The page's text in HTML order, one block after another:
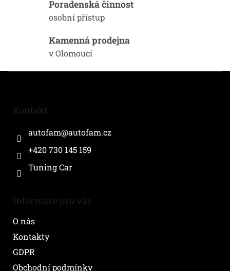
p
u
Poradenská činnost
osobní přístup
Kamenná prodejna
v Olomouci
Kontakt
autofam@autofam.cz
+420 730 145 159
Tuning Car
Informace pro vás
O nás
Kontakty
GDPR
Obchodní podmínky